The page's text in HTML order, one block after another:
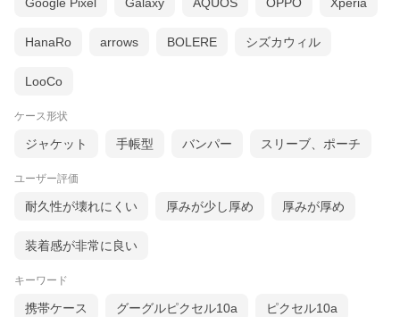
Google Pixel Galaxy AQUOS OPPO Xperia
HanaRo arrows BOLERE シズカウィル
LooCo
ケース形状
ジャケット 手帳型 バンパー スリーブ、ポーチ
ユーザー評価
耐久性が壊れにくい 厚みが少し厚め 厚みが厚め
装着感が非常に良い
キーワード
携帯ケース グーグルピクセル10a ピクセル10a